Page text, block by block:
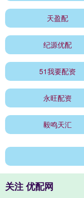
天盈配
纪源优配
51我要配资
永旺配资
毅鸣天汇
关注 优配网